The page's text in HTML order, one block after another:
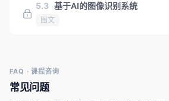
5.3 基于AI的图像识别系统
图文
FAQ · 课程咨询
常见问题